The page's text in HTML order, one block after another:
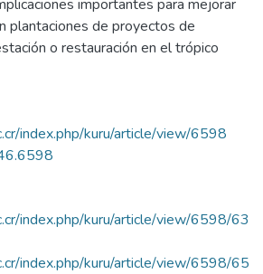
importantes para mejorar
plantaciones de proyectos de
o restauración en el trópico
index.php/kuru/article/view/6598
index.php/kuru/article/view/6598/63
index.php/kuru/article/view/6598/65